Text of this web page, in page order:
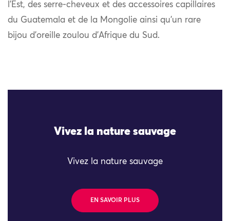
l’Est, des serre-cheveux et des accessoires capillaires
du Guatemala et de la Mongolie ainsi qu’un rare
bijou d’oreille zoulou d’Afrique du Sud.
Vivez la nature sauvage
Vivez la nature sauvage
EN SAVOIR PLUS